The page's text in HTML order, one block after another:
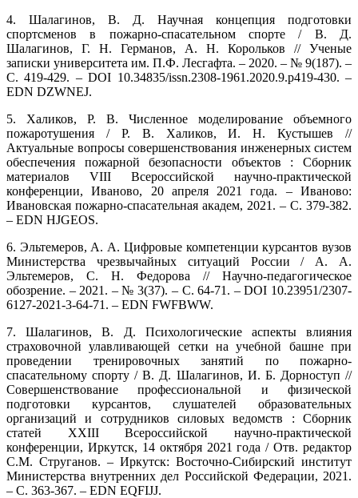
4. Шалагинов, В. Д. Научная концепция подготовки
спортсменов в пожарно-спасательном спорте / В. Д.
Шалагинов, Г. Н. Германов, А. Н. Корольков // Ученые
записки университета им. П.Ф. Лесгафта. – 2020. – № 9(187). –
С. 419-429. – DOI 10.34835/issn.2308-1961.2020.9.p419-430. –
EDN DZWNEJ.
5. Халиков, Р. В. Численное моделирование объемного
пожаротушения / Р. В. Халиков, И. Н. Кустышев //
Актуальные вопросы совершенствования инженерных систем
обеспечения пожарной безопасности объектов : Сборник
материалов VIII Всероссийской научно-практической
конференции, Иваново, 20 апреля 2021 года. – Иваново:
Ивановская пожарно-спасательная академ, 2021. – С. 379-382.
– EDN HJGEOS.
6. Эльтемеров, А. А. Цифровые компетенции курсантов вузов
Министерства чрезвычайных ситуаций России / А. А.
Эльтемеров, С. Н. Федорова // Научно-педагогическое
обозрение. – 2021. – № 3(37). – С. 64-71. – DOI 10.23951/2307-
6127-2021-3-64-71. – EDN FWFBWW.
7. Шалагинов, В. Д. Психологические аспекты влияния
страховочной улавливающей сетки на учебной башне при
проведении тренировочных занятий по пожарно-
спасательному спорту / В. Д. Шалагинов, И. Б. Дорноступ //
Совершенствование профессиональной и физической
подготовки курсантов, слушателей образовательных
организаций и сотрудников силовых ведомств : Сборник
статей XXIII Всероссийской научно-практической
конференции, Иркутск, 14 октября 2021 года / Отв. редактор
С.М. Струганов. – Иркутск: Восточно-Сибирский институт
Министерства внутренних дел Российской Федерации, 2021.
– С. 363-367. – EDN EQFIJJ.